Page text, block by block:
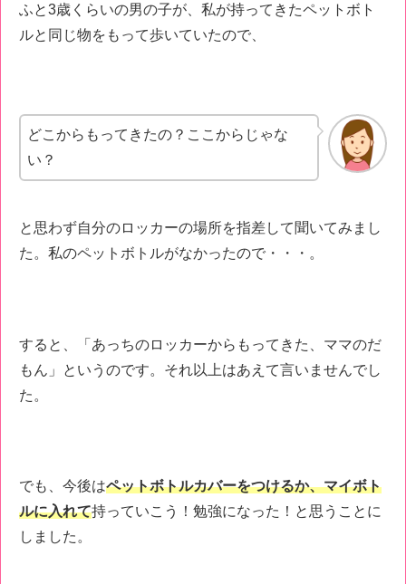
ふと3歳くらいの男の子が、私が持ってきたペットボト
ルと同じ物をもって歩いていたので、
どこからもってきたの？ここからじゃな
い？
と思わず自分のロッカーの場所を指差して聞いてみまし
た。私のペットボトルがなかったので・・・。
すると、「あっちのロッカーからもってきた、ママのだ
もん」というのです。それ以上はあえて言いませんでし
た。
でも、今後はペットボトルカバーをつけるか、マイボト
ルに入れて持っていこう！勉強になった！と思うことに
しました。